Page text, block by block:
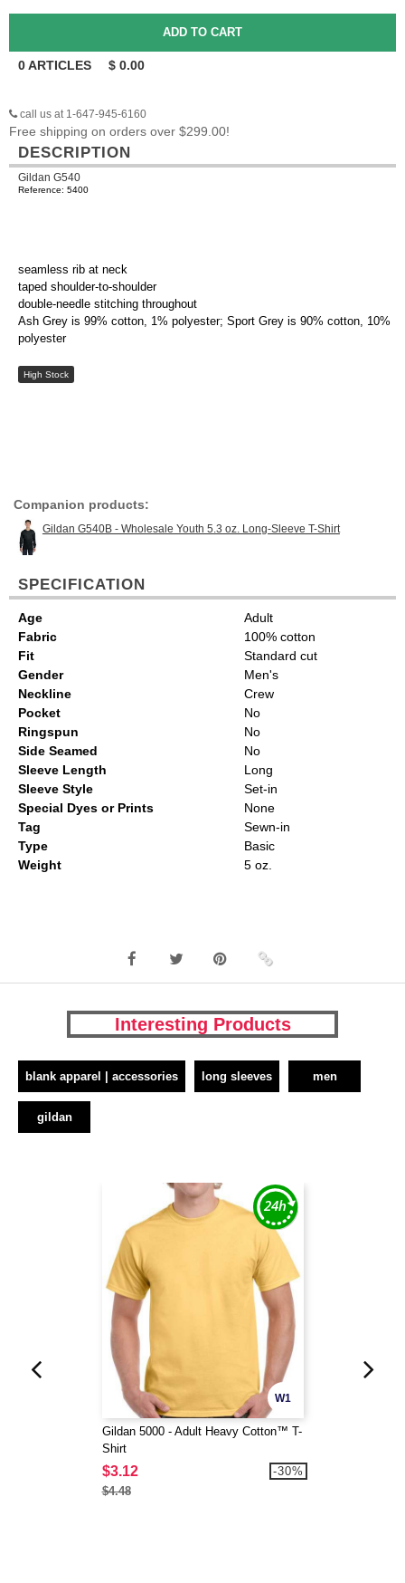
0ARTICLES $ 0.00
call us at 1-647-945-6160
Free shipping on orders over $299.00!
DESCRIPTION
Gildan G540
Reference: 5400
seamless rib at neck
taped shoulder-to-shoulder
double-needle stitching throughout
Ash Grey is 99% cotton, 1% polyester; Sport Grey is 90% cotton, 10%
polyester
High Stock
Companion products:
Gildan G540B - Wholesale Youth 5.3 oz. Long-Sleeve T-Shirt
SPECIFICATION
Age
Adult
Fabric
100% cotton
Fit
Standard cut
Gender
Men's
Neckline
Crew
Pocket
No
Ringspun
No
Side Seamed
No
Sleeve Length
Long
Sleeve Style
Set-in
Special Dyes or Prints
None
Tag
Sewn-in
Type
Basic
Weight
5 oz.
Interesting Products
blank apparel | accessories long sleeves men
gildan
W1
Gildan 5000 - Adult Heavy Cotton™ T-
Shirt
$3.12
$4.48
-30%